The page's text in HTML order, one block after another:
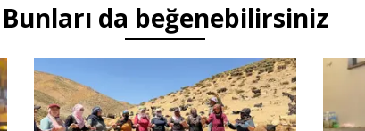
hastalar 2
günde
taburcu
olabiliyor'
Bunları da beğenebilirsiniz